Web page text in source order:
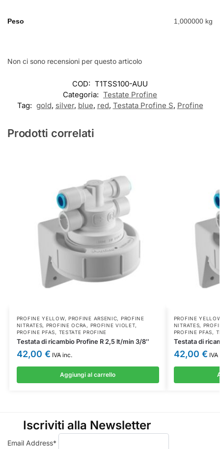
Peso 1,000000 kg
Non ci sono recensioni per questo articolo
COD: T1TSS100-AUU
Categoria: Testate Profine
Tag: gold, silver, blue, red, Testata Profine S, Profine
Prodotti correlati
PROFINE YELLOW, PROFINE ARSENIC, PROFINE
NITRATES, PROFINE OCRA , PROFINE VIOLET,
PROFINE PFAS, TESTATE PROFINE
Testata di ricambio Profine R 2,5 lt/min 3/8″
42,00 € IVA inc.
Aggiungi al carrello
PROFINE
NITRATES,
PROFINE PFAS,
Testata di
42,00 €
Iscriviti alla Newsletter
Email Address*